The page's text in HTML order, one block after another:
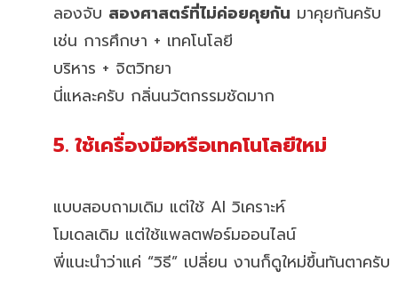
ลองจับ สองศาสตร์ที่ไม่ค่อยคุยกัน มาคุยกันครับ
เช่น การศึกษา + เทคโนโลยี
บริหาร + จิตวิทยา
นี่แหละครับ กลิ่นนวัตกรรมชัดมาก
5. ใช้เครื่องมือหรือเทคโนโลยีใหม่
แบบสอบถามเดิม แต่ใช้ AI วิเคราะห์
โมเดลเดิม แต่ใช้แพลตฟอร์มออนไลน์
พี่แนะนำว่าแค่ “วิธี” เปลี่ยน งานก็ดูใหม่ขึ้นทันตาครับ